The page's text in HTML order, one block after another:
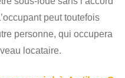
peut toutefois
personne, qui occupera
locataire.